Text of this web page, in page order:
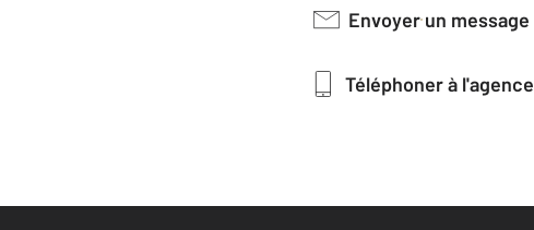
Envoyer un message
Téléphoner à l'agence